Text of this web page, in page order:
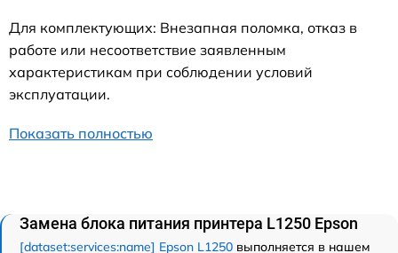
Для комплектующих: Внезапная поломка, отказ в
работе или несоответствие заявленным
характеристикам при соблюдении условий
эксплуатации.
Показать полностью
Замена блока питания принтера L1250 Epson
[dataset:services:name] Epson L1250 выполняется в нашем